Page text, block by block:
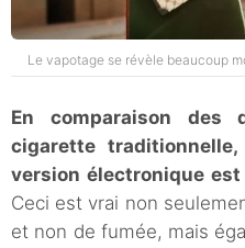
Le vapotage se révèle beaucoup
En comparaison des
cigarette
version électronique
Ceci est vrai non
et non de fumée, mais